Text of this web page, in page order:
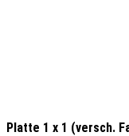
Platte 1 x 1 (versch.